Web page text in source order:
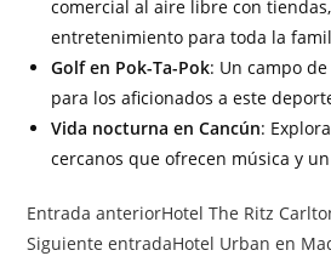
comercial al aire libre con
entretenimiento para toda la
Golf en Pok-Ta-Pok: Un campo
para los aficionados a este
Vida nocturna en Cancún:
cercanos que ofrecen música y
Entrada anteriorHotel The Ritz
Siguiente entradaHotel Urban en